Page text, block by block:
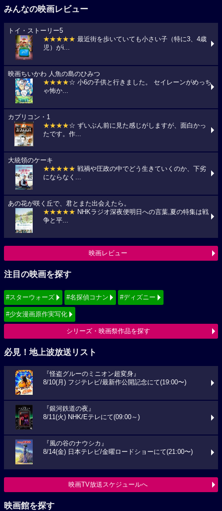
みんなの映画レビュー
トイ・ストーリー5
★★★★★ 最近街を歩いていても小さい子（特に3、4歳
児）がi...
映画ちいかわ 人魚の島のひみつ
★★★★☆ 小6の子供と行きました。 セイレーンがめっち
ゃ怖か...
カプリコン・1
★★★★☆ ずいぶん前に見た感じがしますが、面白かっ
たです。作...
大統領のケーキ
★★★★★ 戦禍や圧政の中でどう生きていくのか、下劣
にならなく...
あの花が咲く丘で、君とまた出会えたら。
★★★★★ NHKラジオ深夜便明日への言葉,夏の特集は戦
争と平...
映画レビュー
注目の映画を探す
#スターウォーズ #名探偵コナン #ディズニー
#少女漫画原作実写化
シリーズ・映画祭作品を探す
必見！地上波放送リスト
『怪盗グルーのミニオン超変身』
8/10(月) フジテレビ/最新作公開記念にて(19:00〜)
『銀河鉄道の夜』
8/11(火) NHK/Eテレにて(09:00～)
『風の谷のナウシカ』
8/14(金) 日本テレビ/金曜ロードショーにて(21:00〜)
映画TV放送スケジュールへ
映画館を探す